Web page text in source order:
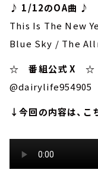
♪ 1/12のOA曲 ♪
This Is The New
Blue Sky / The
☆ 番組公式 X ☆
@dairylife954905
↓今回の内容は、こ